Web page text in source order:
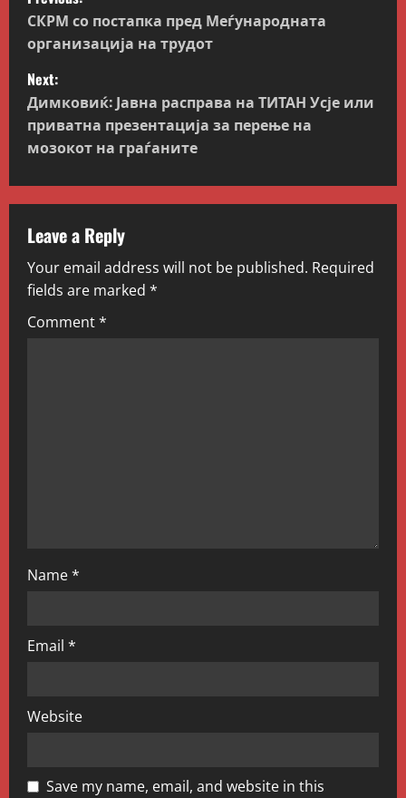
o
s
t
n
a
v
i
g
a
СКРМ со постапка пред Меѓународната
организација на трудот
Next:
Димковиќ: Јавна расправа на ТИТАН Усје или
приватна презентација за перење на
мозокот на граѓаните
Leave a Reply
Your email address will not be published. Required
fields are marked *
Comment*
Name*
Email *
Website
Save my name, email, and website in this